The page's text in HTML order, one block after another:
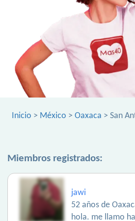
Inicio > México > Oaxaca > San
Miembros registrados:
jawi
52 años de
hola. me llamo